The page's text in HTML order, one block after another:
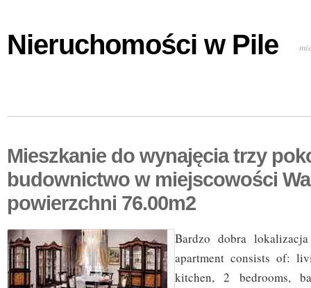
Nieruchomości w Pile
Mieszkanie do wynajęcia trzy
budownictwo w miejscowości
powierzchni 76.00m2
Bardzo dobra
apartment consists of:
kitchen, 2 bedrooms,